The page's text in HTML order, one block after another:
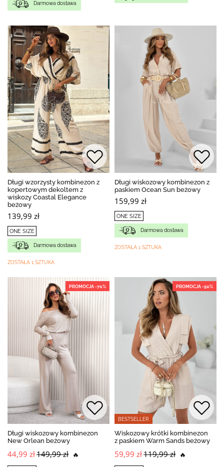
Darmowa dostawa
Długi wzorzysty kombinezon z
kopertowym dekoltem z
wiskozy Coastal Elegance
beżowy
139,99 zł
ONE SIZE
Darmowa dostawa
ZOSTAŁA 1 SZTUKA
Długi wiskozowy kombinezon z
paskiem Ocean Sun beżowy
159,99 zł
ONE SIZE
Darmowa dostawa
ZOSTAŁA 1 SZTUKA
PROMOCJA -70%
Długi wiskozowy kombinezon
New Orlean beżowy
44,99 zł149,99 zł 🔥
PROMOCJA -50%
BESTSELLER
Wiskozowy krótki kombinezon
z paskiem Warm Sands beżowy
59,99 zł119,99 zł 🔥